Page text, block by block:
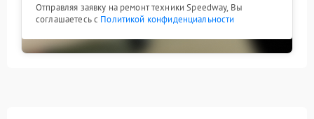
Отправляя заявку на ремонт техники Speedway, Вы
соглашаетесь с Политикой конфиденциальности